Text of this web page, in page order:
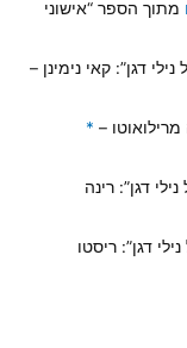
מתוך הספר “אישוני
*
דגן”: רינה
דגן”: ריסטו